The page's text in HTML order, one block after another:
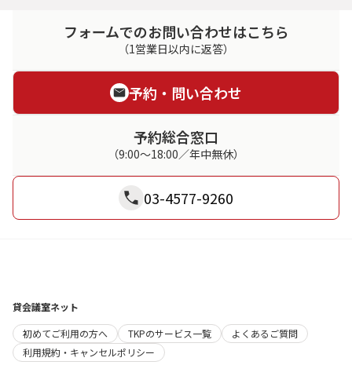
フォームでのお問い合わせはこちら
（1営業日以内に返答）
予約・問い合わせ
予約総合窓口
（9:00～18:00／年中無休）
03-4577-9260
貸会議室ネット
初めてご利用の方へ
TKPのサービス一覧
よくあるご質問
利用規約・キャンセルポリシー